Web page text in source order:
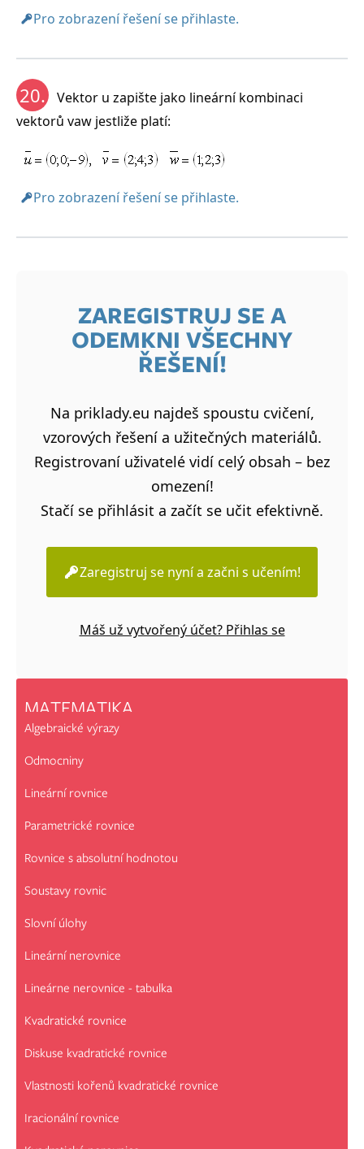
Pro zobrazení řešení se přihlaste.
20.
Vektor u zapište jako lineární kombinaci
vektorů vaw jestliže platí:
Pro zobrazení řešení se přihlaste.
ZAREGISTRUJ SE A
ODEMKNI VŠECHNY
ŘEŠENÍ!
Na priklady.eu najdeš spoustu cvičení,
vzorových řešení a užitečných materiálů.
Registrovaní uživatelé vidí celý obsah – bez
omezení!
Stačí se přihlásit a začít se učit efektivně.
Zaregistruj se nyní a začni s učením!
Máš už vytvořený účet? Přihlas se
MATEMATIKA
Algebraické výrazy
Odmocniny
Lineární rovnice
Parametrické rovnice
Rovnice s absolutní hodnotou
Soustavy rovnic
Slovní úlohy
Lineární nerovnice
Lineárne nerovnice - tabulka
Kvadratické rovnice
Diskuse kvadratické rovnice
Vlastnosti kořenů kvadratické rovnice
Iracionální rovnice